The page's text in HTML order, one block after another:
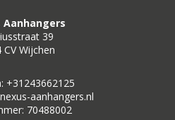
Aanhangers
39
CV Wijchen
+31243662125
aanhangers.nl
70488002